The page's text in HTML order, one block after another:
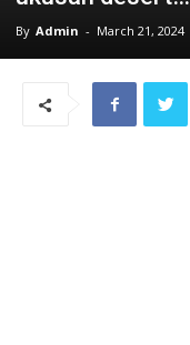
By Admin - March 21, 2024